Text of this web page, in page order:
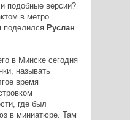
подобные версии?
в метро
поделился Руслан
в Минске сегодня
называть
время
где был
в миниатюре. Там